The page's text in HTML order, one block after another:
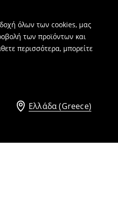
όλων των cookies, μας
των προϊόντων και
περισσότερα, μπορείτε
Ελλάδα (Greece)